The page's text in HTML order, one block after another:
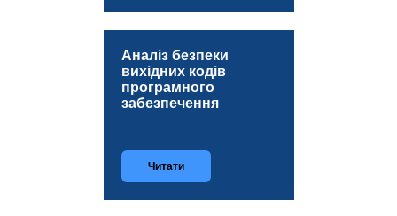
Аналіз безпеки
вихідних кодів
програмного
забезпечення
Читати